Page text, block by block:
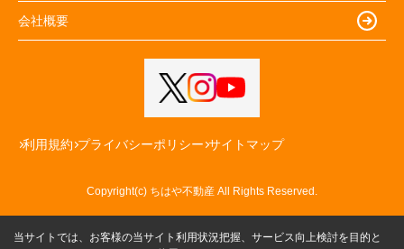
会社概要
利用規約 プライバシーポリシー サイトマップ
Copyright(c) ちはや不動産 All Rights Reserved.
当サイトでは、お客様の当サイト利用状況把握、サービス向上検討を目的と